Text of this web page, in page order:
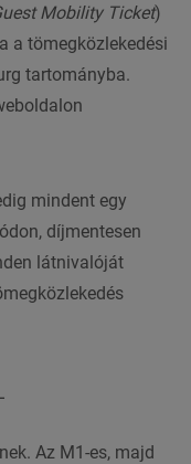
Mobility Ticket)
a tömegközlekedési
tartományba.
mindent egy
díjmentesen
látnivalóját
Az M1-es, majd